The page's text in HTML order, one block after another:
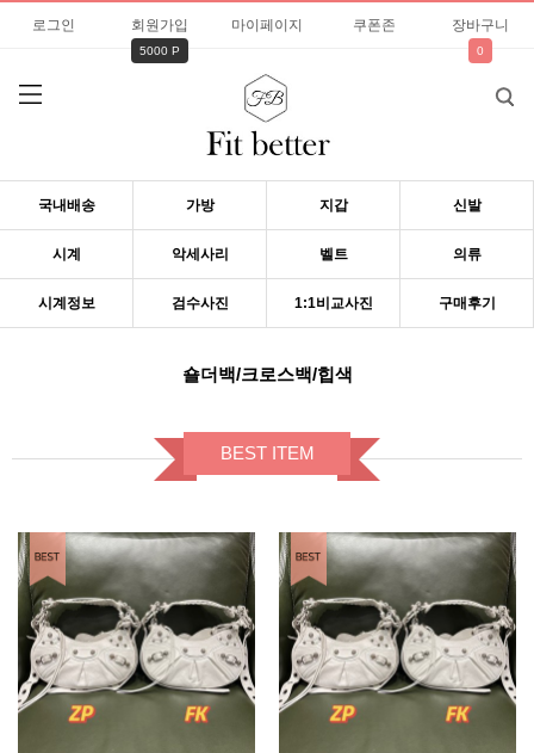
로그인 회원가입
5000 P
마이페이지 쿠폰존 장바구니
0
국내배송 가방 지갑 신발
시계 악세사리 벨트 의류
시계정보 검수사진 1:1비교사진 구매후기
숄더백/크로스백/힙색
BEST ITEM